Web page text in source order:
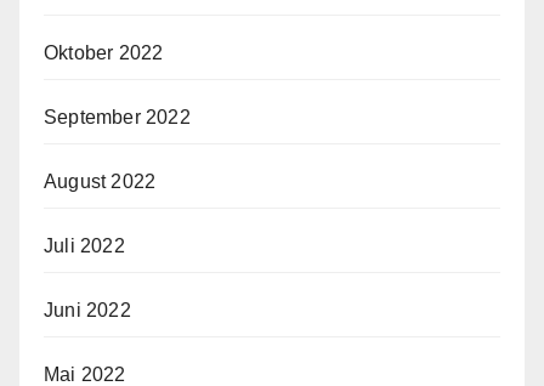
Oktober 2022
September 2022
August 2022
Juli 2022
Juni 2022
Mai 2022